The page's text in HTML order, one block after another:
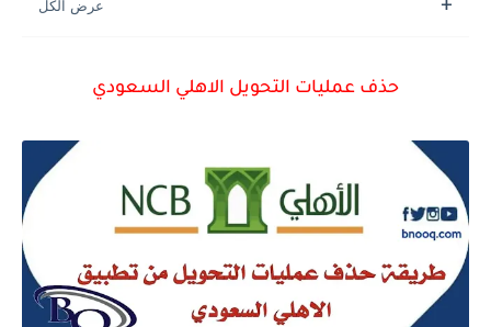
حذف عمليات التحويل الاهلي السعودي